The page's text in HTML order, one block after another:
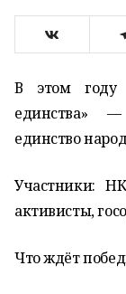
В этом году
единства»
единство
Участники:
активисты,
Что ждёт